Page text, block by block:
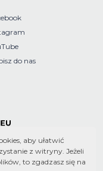
aby ułatwić
z witryny. Jeżeli
to zgadzasz się na
do nas
Kolpa, d.o.o. Metlika